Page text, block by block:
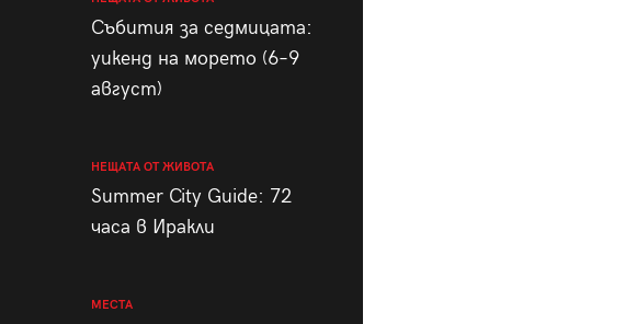
Събития за седмицата:
уикенд на морето (6–9
август)
НЕЩАТА ОТ ЖИВОТА
Summer City Guide: 72
часа в Иракли
МЕСТА
28